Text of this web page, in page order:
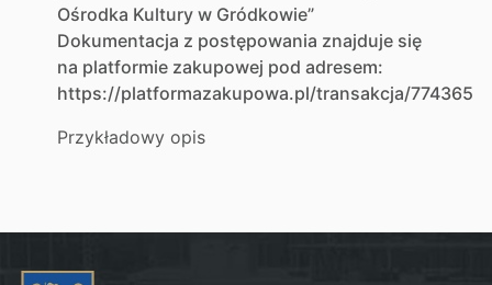
Ośrodka Kultury w Gródkowie”
Dokumentacja z postępowania znajduje się
na platformie zakupowej pod adresem:
https://platformazakupowa.pl/transakcja/774365
Przykładowy opis